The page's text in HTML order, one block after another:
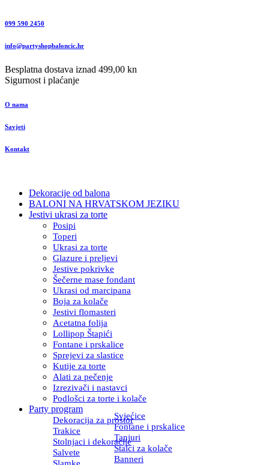
099 590 2450
info@partyshopbaloncic.hr
Besplatna dostava iznad 499,00 kn
Sigurnost i plaćanje
O nama
Savjeti
Kontakt
Dekoracije od balona
BALONI NA HRVATSKOM JEZIKU
Jestivi ukrasi za torte
Posipi
Toperi
Ukrasi za torte
Glazure i preljevi
Jestive pokrivke
Šečerne mase fondant
Ukrasi od marcipana
Boja za kolače
Jestivi flomasteri
Acetatna folija
Lollipop Štapići
Fontane i prskalice
Sprejevi za slastice
Kutije za torte
Alati za pečenje
Izrezivači i nastavci
Podlošci za torte i kolače
Party program
Dekoracija za prostor
Svjećice
Trakice
Fontane i prskalice
Stolnjaci i dekoracije
Tanjuri
Salvete
Stalci za kolače
Slamke
Banneri